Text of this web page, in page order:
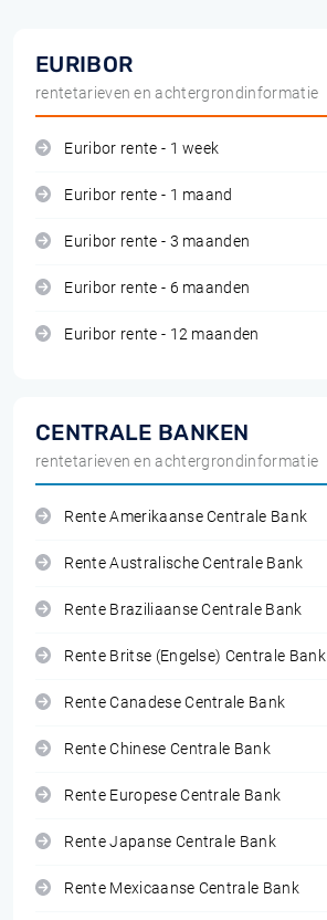
EURIBOR
rentetarieven en achtergrondinformatie
Euribor rente - 1 week
Euribor rente - 1 maand
Euribor rente - 3 maanden
Euribor rente - 6 maanden
Euribor rente - 12 maanden
CENTRALE BANKEN
rentetarieven en achtergrondinformatie
Rente Amerikaanse Centrale Bank
Rente Australische Centrale Bank
Rente Braziliaanse Centrale Bank
Rente Britse (Engelse) Centrale Bank
Rente Canadese Centrale Bank
Rente Chinese Centrale Bank
Rente Europese Centrale Bank
Rente Japanse Centrale Bank
Rente Mexicaanse Centrale Bank